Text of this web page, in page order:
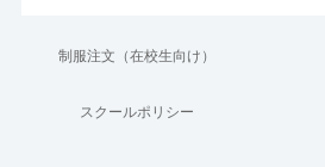
制服注文（在校生向け）
スクールポリシー